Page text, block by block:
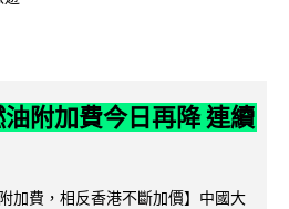
附加費今日再降 連續
加費，相反香港不斷加價】中國大